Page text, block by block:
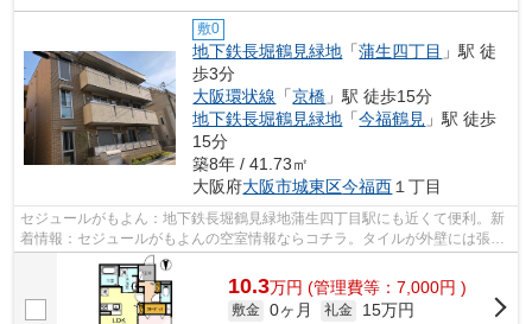
敷0
地下鉄長堀鶴見緑地 「蒲生四丁目 」駅 徒
歩3分
大阪環状線 「京橋 」駅 徒歩15分
地下鉄長堀鶴見緑地 「今福鶴見 」駅 徒歩
15分
築8年 / 41.73㎡
大阪府大阪市城東区今福西 １丁目
セジュールがもよん：地下鉄長堀鶴見緑地蒲生四丁目駅にも近くて便利。新
着情報：セジュールがもよんの空室情報ならコチラ。タイルが外壁には張ら
れています。場所が平坦なのは、ラン...
10.3万円 (管理費等：7,000円 )
敷金 0ヶ月 礼金
15万円